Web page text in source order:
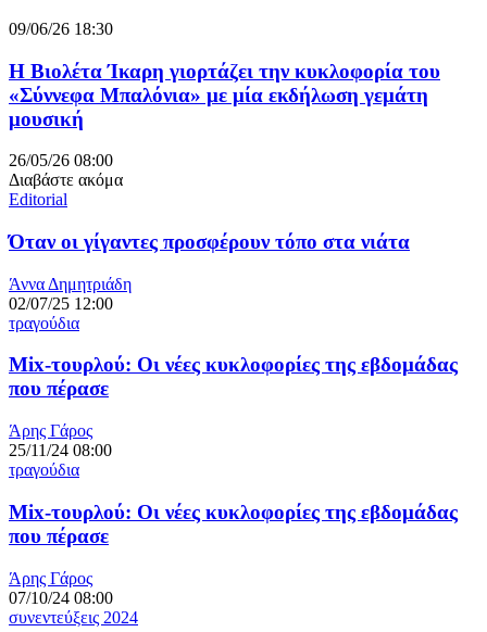
09/06/26 18:30
Η Βιολέτα Ίκαρη γιορτάζει την κυκλοφορία του
«Σύννεφα Μπαλόνια» με μία εκδήλωση γεμάτη
μουσική
26/05/26 08:00
Διαβάστε ακόμα
Editorial
Όταν οι γίγαντες προσφέρουν τόπο στα νιάτα
Άννα Δημητριάδη
02/07/25 12:00
τραγούδια
Mix-τουρλού: Οι νέες κυκλοφορίες της εβδομάδας
που πέρασε
Άρης Γάρος
25/11/24 08:00
τραγούδια
Mix-τουρλού: Οι νέες κυκλοφορίες της εβδομάδας
που πέρασε
Άρης Γάρος
07/10/24 08:00
συνεντεύξεις 2024